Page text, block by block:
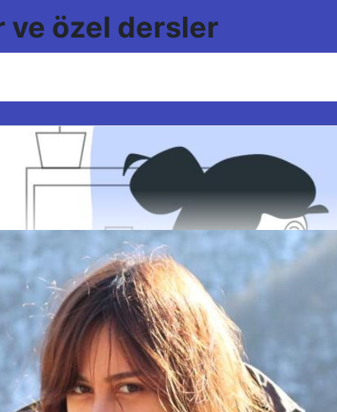
ve özel dersler